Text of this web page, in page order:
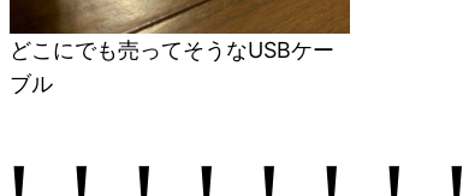
どこにでも売ってそうなUSBケー
ブル